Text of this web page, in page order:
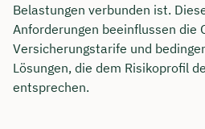
Belastungen verbunden ist.
Anforderungen beeinflussen die
Versicherungstarife und
Lösungen, die dem Risikoprofil
entsprechen.
Jetzt persönliches
Tobias Niendieck